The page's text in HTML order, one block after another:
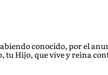
conocido, por el
Hijo, que vive y reina